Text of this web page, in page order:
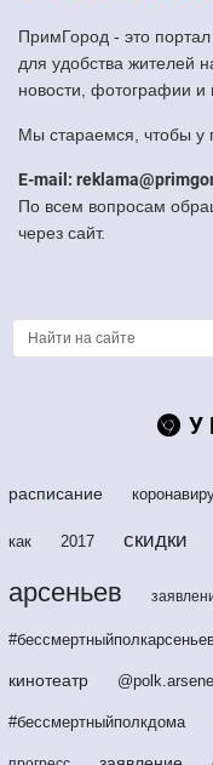
ПримГород - это
для удобства жителей
новости, фотографии
Мы стараемся, чтобы у
E-mail:
По всем вопросам
через сайт.
У
расписание
как 2017 скидки
арсеньев
кинотеатр
#бессмертныйполкдома